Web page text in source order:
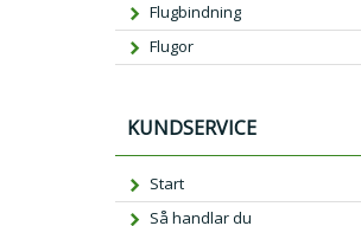
Flugbindning
Flugor
KUNDSERVICE
Start
Så handlar du